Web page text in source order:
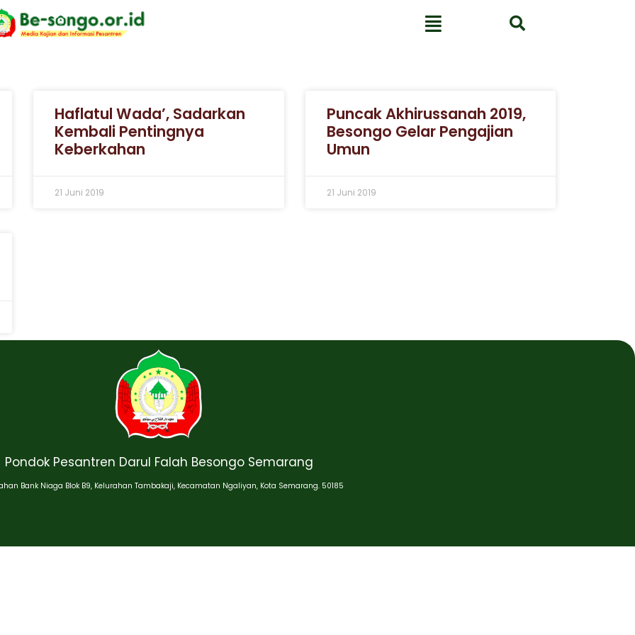
Haflatul Wada’, Sadarkan
Kembali Pentingnya
Keberkahan
21 Juni 2019
Puncak Akhirussanah 2019,
Besongo Gelar Pengajian
Umun
21 Juni 2019
Pondok Pesantren Darul Falah Besongo Semarang
Bank Niaga Blok B9, Kelurahan Tambakaji, Kecamatan Ngaliyan, Kota Semarang. 50185